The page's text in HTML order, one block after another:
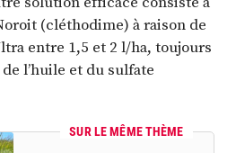
(cléthodime) à raison de
entre 1,5 et 2 l/ha, toujours
l’huile et du sulfate
SUR LE MÊME THÈME